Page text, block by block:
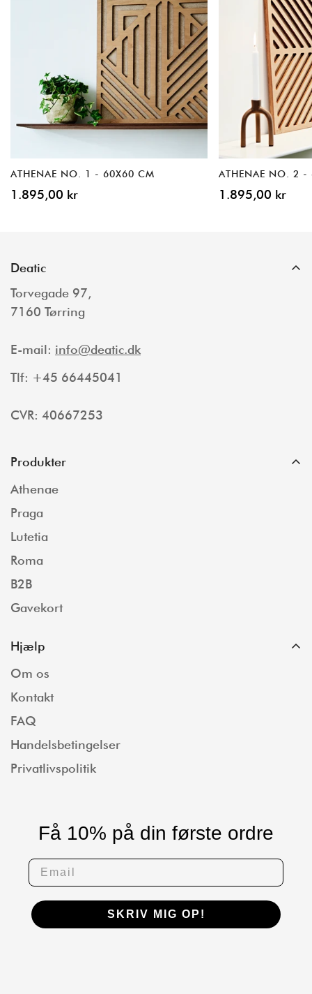
ATHENAE NO. 1 - 60X60 CM
Normal
1.895,00 kr
ATHENAE NO. 2 -
Normal
1.895,00 kr
Deatic
Torvegade 97,
7160 Tørring
E-mail: info@deatic.dk
Tlf: +45 66445041
CVR: 40667253
Produkter
Athenae
Praga
Lutetia
Roma
B2B
Gavekort
Hjælp
Om os
Kontakt
FAQ
Handelsbetingelser
Privatlivspolitik
Få 10% på din første ordre
SKRIV MIG OP!